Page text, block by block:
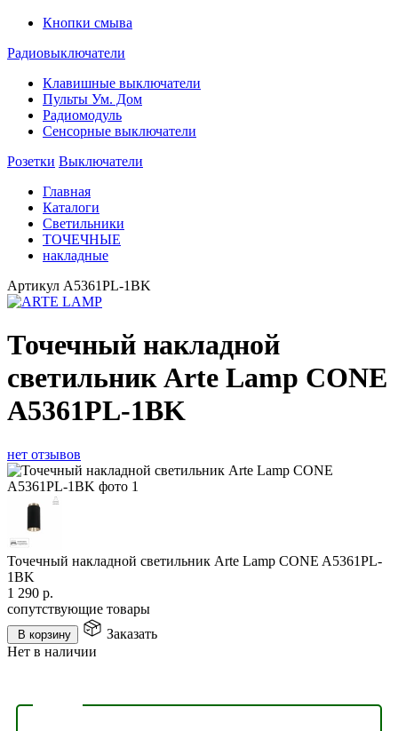
Кнопки смыва
Радиовыключатели
Клавишные выключатели
Пульты Ум. Дом
Радиомодуль
Сенсорные выключатели
Розетки Выключатели
Главная
Каталоги
Светильники
ТОЧЕЧНЫЕ
накладные
Артикул A5361PL-1BK
Точечный накладной
светильник Arte Lamp CONE
A5361PL-1BK
нет отзывов
Точечный накладной светильник Arte Lamp CONE A5361PL-
1BK
1 290 р.
сопутствующие товары
В корзину
Заказать
Нет в наличии